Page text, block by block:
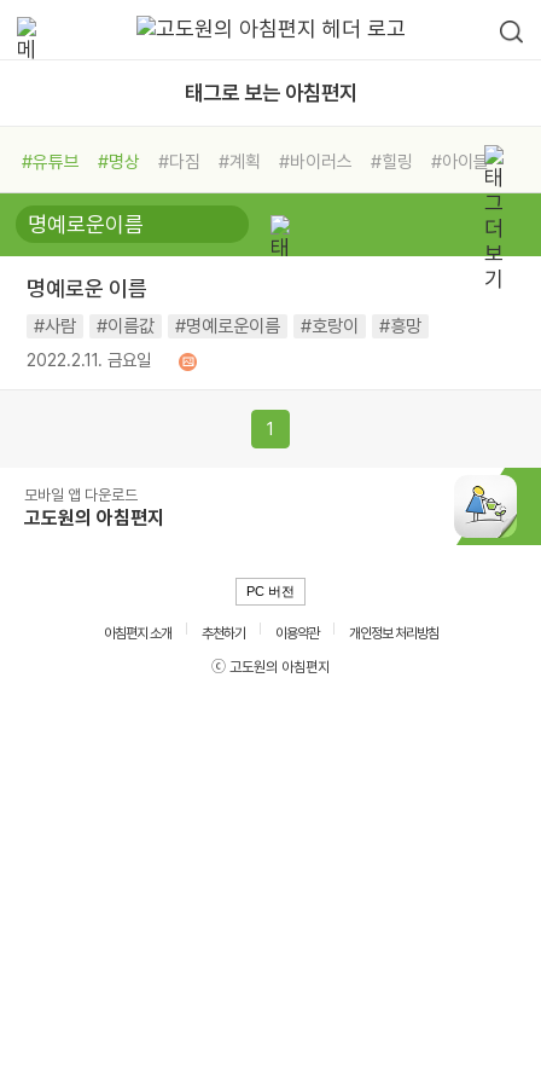
태그로 보는 아침편지
#유튜브 #명상 #다짐 #계획 #바이러스 #힐링
#아이들
#비전캠프
#독서캠프 #삶
#희망
#나눔 #친구 #링컨학교
#독서
#건강 #면역력
명예로운 이름
#사람 #이름값 #명예로운이름 #호랑이 #흥망
2022.2.11. 금요일
1
모바일 앱 다운로드
고도원의 아침편지
PC 버전
아침편지 소개 추천하기 이용약관
개인정보 처리방침
ⓒ 고도원의 아침편지